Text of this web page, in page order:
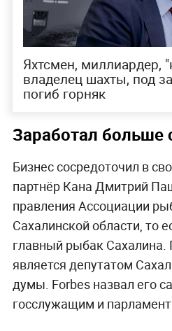
Яхтсмен, миллиардер,
владелец шахты, под
погиб горняк
Заработал больше
Бизнес сосредоточил в
партнёр Кана Дмитрий
правления Ассоциации
Сахалинской области, то
главный рыбак
является депутатом
думы. Forbes назвал его
госслужащим и